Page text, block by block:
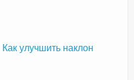
Как улучшить наклон